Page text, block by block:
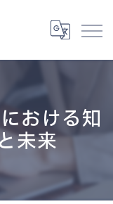
おける知
未来